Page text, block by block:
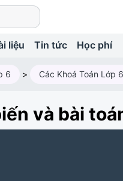
liệu Tin tức Học phí
6 > Các Khoá Toán Lớp 6
và bài